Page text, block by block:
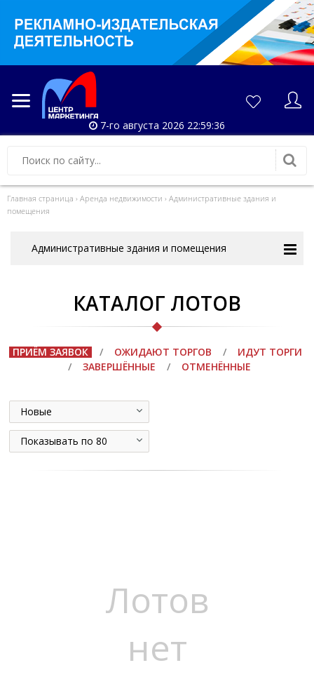
7-го августа 2026 22:59:36
Главная страница › Аренда недвижимости › Административные здания и
помещения
Административные здания и помещения
КАТАЛОГ ЛОТОВ
ПРИЁМ ЗАЯВОК / ОЖИДАЮТ ТОРГОВ /
ИДУТ ТОРГИ
/
ЗАВЕРШЁННЫЕ / ОТМЕНЁННЫЕ
Новые
Показывать по 80
Лотов
нет